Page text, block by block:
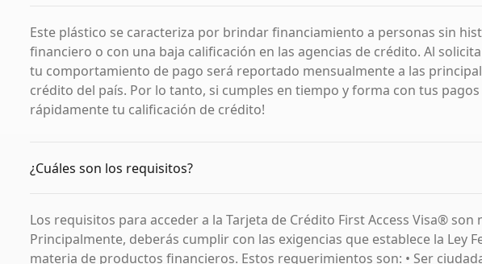
Este plástico se caracteriza por brindar financiamiento a personas sin
financiero o con una baja calificación en las agencias de crédito. Al
tu comportamiento de pago será reportado mensualmente a las
crédito del país. Por lo tanto, si cumples en tiempo y forma con tus pagos
rápidamente tu calificación de crédito!
¿Cuáles son los requisitos?
Los requisitos para acceder a la Tarjeta de Crédito First Access Visa® son
Principalmente, deberás cumplir con las exigencias que establece la Ley
materia de productos financieros. Estos requerimientos son: • Ser